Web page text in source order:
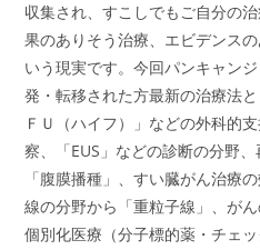
収集され、すこしでもご自分の
果のありそう治療、エビデンス
いう現実です。今回パンキャン
発・転移された方最新の治療法
ＦＵ（ハイフ）」などの外科的
察、「EUS」などの診断の分野
「腹膜播種」、すい臓がん治療
線の分野から「重粒子線」、が
個別化医療（分子標的薬・チェ